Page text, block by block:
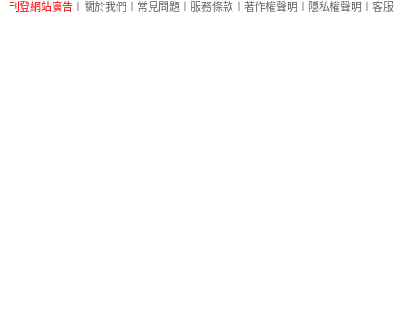
刊登網站廣告 關於我們 常見問題 服務條款 著作權聲明 隱私權聲明 客服